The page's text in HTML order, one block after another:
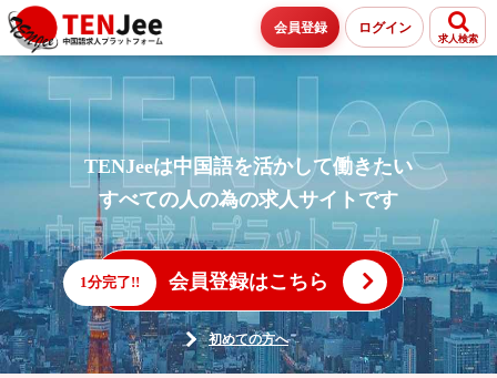
会員登録 ログイン
求人検索
TENJeeは中国語を活かして働きたい
すべての人の為の求人サイトです
会員登録はこちら
1分完了!!
初めての方へ